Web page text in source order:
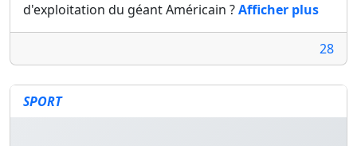
d'exploitation du géant Américain ?Afficher plus
28
SPORT